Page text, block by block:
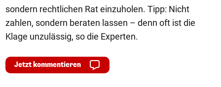
sondern rechtlichen Rat einzuholen. Tipp: Nicht
zahlen, sondern beraten lassen – denn oft ist die
Klage unzulässig, so die Experten.
Jetzt kommentieren